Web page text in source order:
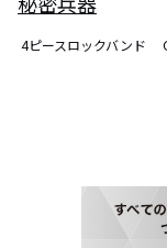
4ピースロックバンド